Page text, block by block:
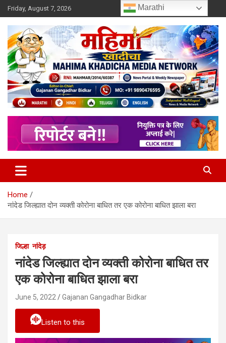
Skip
to
content
Friday, August 7, 2026
Mahimakhadicha
Home
नांदेड जिल्ह्यात दोन व्यक्ती कोरोना बाधित तर एक कोरोना बाधित झाला बरा
जिल्हा नांदेड़
नांदेड जिल्ह्यात दोन व्यक्ती कोरोना बाधित तर
एक कोरोना बाधित झाला बरा
June 5, 2022 Gajanan Gangadhar Bidkar
Listen to this
Marathi